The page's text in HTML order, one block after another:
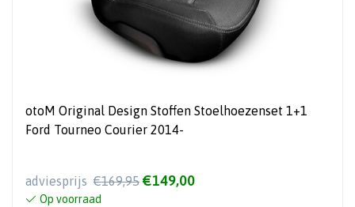
otoM Original Design Stoffen Stoelhoezenset 1+1
Ford Tourneo Courier 2014-
adviesprijs €169,95 €149,00
Op voorraad